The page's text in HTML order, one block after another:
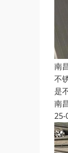
南
不
是
南
25-